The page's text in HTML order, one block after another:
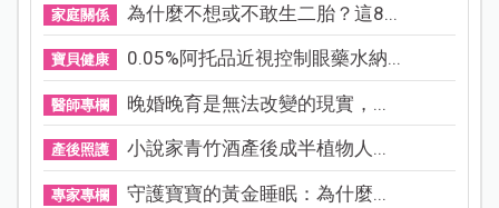
家庭關係 為什麼不想或不敢生二胎？這8...
寶貝健康 0.05%阿托品近視控制眼藥水納...
醫師專欄 晚婚晚育是無法改變的現實，...
產後照護 小說家青竹酒產後成半植物人...
專家專欄 守護寶寶的黃金睡眠：為什麼...